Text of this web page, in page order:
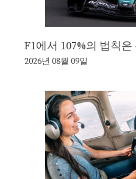
F1에서 107%의 법칙
2026년 08월 09일